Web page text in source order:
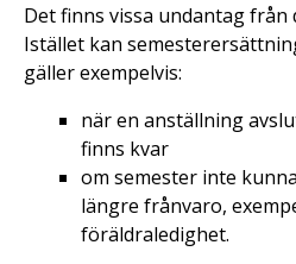
Det finns vissa undantag från
Istället kan
gäller exempelvis:
när en anställning
finns kvar
om semester inte
längre frånvaro,
föräldraledighet.